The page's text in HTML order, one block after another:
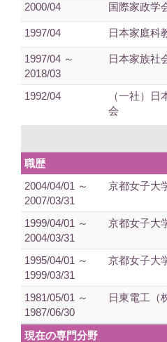
2000/04 国際家政
1997/04 日本家庭科
1997/04 ～
2018/03
日本家族社
1992/04
（一社）
会
職歴
2004/04/01 ～
2007/03/31
京都女子大
1999/04/01 ～
2004/03/31
京都女子大
1995/04/01 ～
1999/03/31
京都女子大
1981/05/01 ～
1987/06/30
日東電工（
現在の専門分野